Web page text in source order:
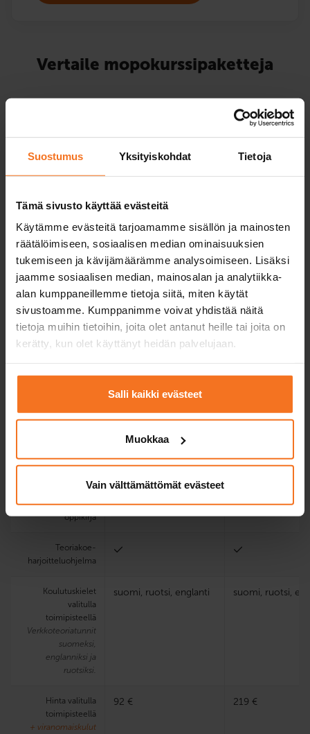
Suostumus Yksityiskohdat Tietoja
Tämä sivusto käyttää evästeitä
Käytämme evästeitä tarjoamamme sisällön ja mainosten
räätälöimiseen, sosiaalisen median ominaisuuksien
tukemiseen ja kävijämäärämme analysoimiseen. Lisäksi
jaamme sosiaalisen median, mainosalan ja analytiikka-
alan kumppaneillemme tietoja siitä, miten käytät
sivustoamme. Kumppanimme voivat yhdistää näitä
tietoja muihin tietoihin, joita olet antanut heille tai joita on
kerätty, kun olet käyttänyt heidän palvelujaan.
Salli kaikki evästeet
Muokkaa
Vain välttämättömät evästeet
Vertaile mopokurssipaketteja
EAS-koulutus
teoriatunnit verkossa ja
Mini
sinulle, jolla on
autokoulun
mopolla
Yksi ajotunti = 50
min.
1
4 verkkoteoriatuntia
teoriakoetta varten
ja ajovarusteiden
käsittelykokeessa
Sähköinen
oppimisympäristö ja
oppikirja
Teoria­koe­
harjoittelu­ohjelma
Koulutuskielet
valitulla
toimipisteellä
Verkkoteoriatunnit
suomeksi,
englanniksi ja
ruotsiksi.
suomi, ruotsi, englanti suomi, ruotsi,
Hinta valitulla
toimipisteellä
+ viranomaiskulut
92 € 219 €